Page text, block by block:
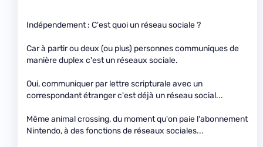
Indépendement : C'est quoi un réseau sociale ?
Car à partir ou deux (ou plus) personnes communiques de
manière duplex c'est un réseaux sociale.
Oui, communiquer par lettre scripturale avec un
correspondant étranger c'est déjà un réseau social...
Même animal crossing, du moment qu'on paie l'abonnement
Nintendo, à des fonctions de réseaux sociales...